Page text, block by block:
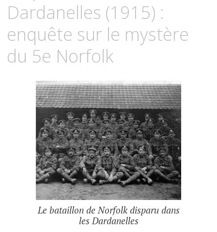
Dardanelles (1915) :
enquête sur le mystère
du 5e Norfolk
Le bataillon de Norfolk disparu dans
les Dardanelles